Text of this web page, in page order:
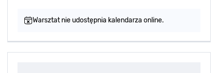
Warsztat nie udostępnia kalendarza online.